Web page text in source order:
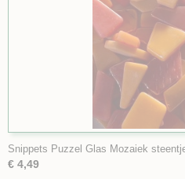
Snippets Puzzel Glas Mozaiek
€ 4,49